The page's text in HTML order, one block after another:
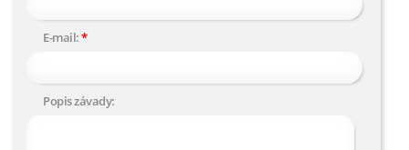
E-mail:
Popis závady: